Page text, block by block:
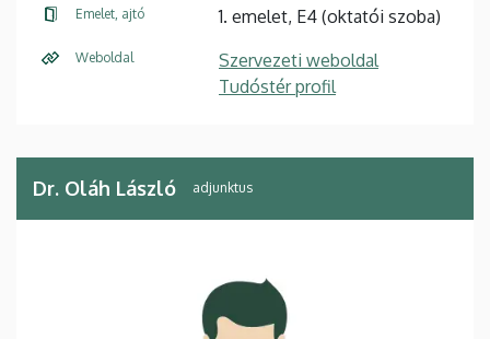
Emelet, ajtó 1. emelet, E4 (oktatói szoba)
Weboldal
Szervezeti weboldal
Tudóstér profil
Dr. Oláh László adjunktus